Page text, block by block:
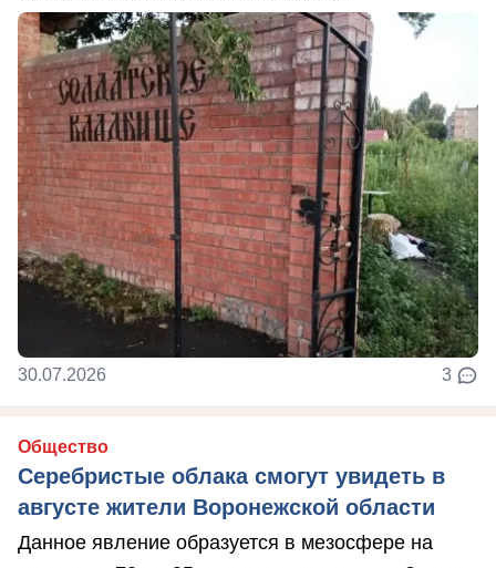
30.07.2026 3
Общество
Серебристые облака смогут увидеть в
августе жители Воронежской области
Данное явление образуется в мезосфере на